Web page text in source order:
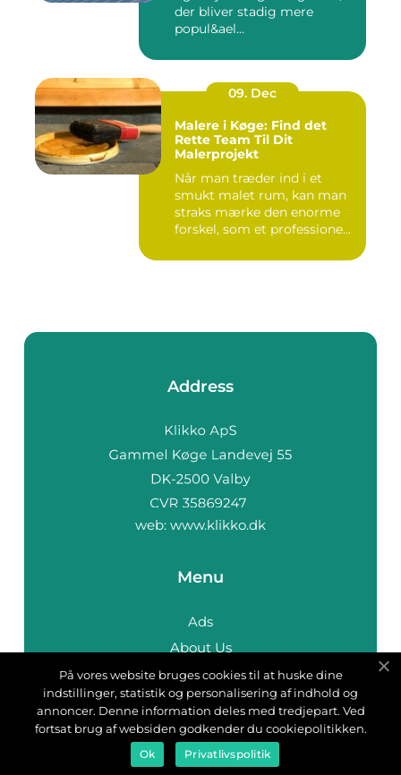
der bliver stadig mere
popul&ael...
09. Dec
Malere i Køge: Find det
Rette Team Til Dit
Malerprojekt
Når man træder ind i et
smukt malet rum, kan man
straks mærke den enorme
forskel, som et professione...
Address
web: www.klikko.dk
Menu
Ads
About Us
Cookies
Contact
Sitemap
På vores website bruges cookies til at huske dine
indstillinger, statistik og personalisering af indhold og
annoncer. Denne information deles med tredjepart. Ved
fortsat brug af websiden godkender du cookiepolitikken.
Ok Privatlivspolitik